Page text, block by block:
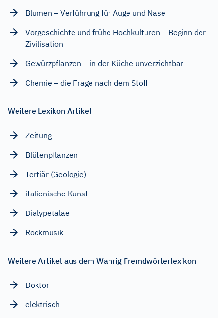
Blumen – Verführung für Auge und Nase
Vorgeschichte und frühe Hochkulturen – Beginn der
Zivilisation
Gewürzpflanzen – in der Küche unverzichtbar
Chemie – die Frage nach dem Stoff
Weitere Lexikon Artikel
Zeitung
Blütenpflanzen
Tertiär (Geologie)
italienische Kunst
Dialypetalae
Rockmusik
Weitere Artikel aus dem Wahrig Fremdwörterlexikon
Doktor
elektrisch